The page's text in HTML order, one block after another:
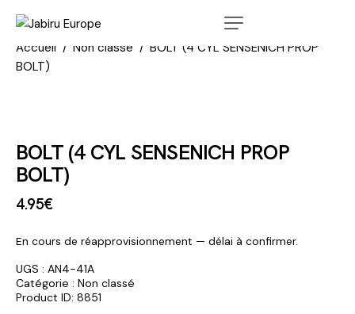
Accueil Non classé
BOLT (4 CYL SENSENICH PROP
BOLT)
BOLT (4 CYL SENSENICH PROP
BOLT)
4.95€
En cours de réapprovisionnement — délai à confirmer.
UGS : AN4-41A
Catégorie : Non classé
Product ID: 8851